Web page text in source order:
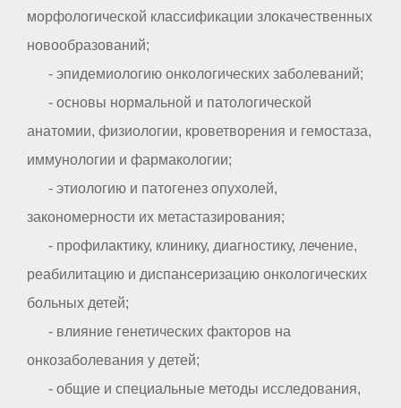
морфологической классификации злокачественных
новообразований;
- эпидемиологию онкологических заболеваний;
- основы нормальной и патологической
анатомии, физиологии, кроветворения и гемостаза,
иммунологии и фармакологии;
- этиологию и патогенез опухолей,
закономерности их метастазирования;
- профилактику, клинику, диагностику, лечение,
реабилитацию и диспансеризацию онкологических
больных детей;
- влияние генетических факторов на
онкозаболевания у детей;
- общие и специальные методы исследования,